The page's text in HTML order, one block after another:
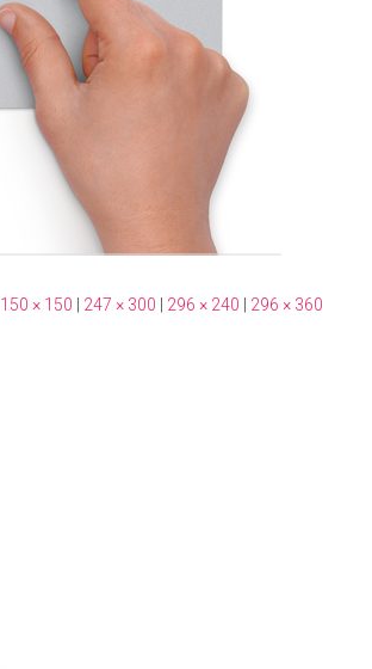
150 × 150 247 × 300 296 × 240 296 × 360